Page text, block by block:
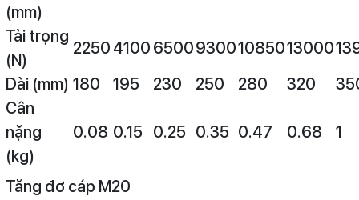
(mm)
Tải trọng
(N)
2250 4100 650093001085013000
Dài (mm) 180 195 230 250 280 320
Cân
nặng
(kg)
0.08 0.15 0.25 0.35 0.47 0.68 1
Tăng đơ cáp M20